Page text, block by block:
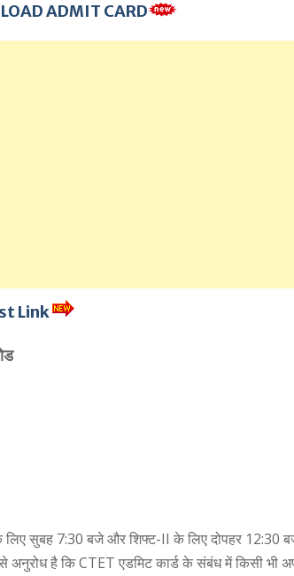
ADMIT CARD
Link
लिए सुबह 7:30 बजे और शिफ्ट-II के लिए दोपहर 12:30 बजे,
अनुरोध है कि CTET एडमिट कार्ड के संबंध में किसी भी